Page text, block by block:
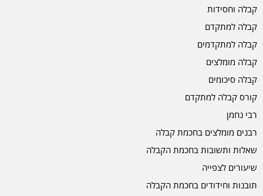
קבלה וחסידות
קבלה למתקדם
קבלה למתקדמים
קבלה מומלצים
קבלה סיכומים
קורס קבלה למתקדם
רבי נחמן
רבנים מומלצים בחכמת קבלה
שאלות ותשובות בחכמת הקבלה
שיעורים לצפייה
תובנות וחידודים בחכמת הקבלה